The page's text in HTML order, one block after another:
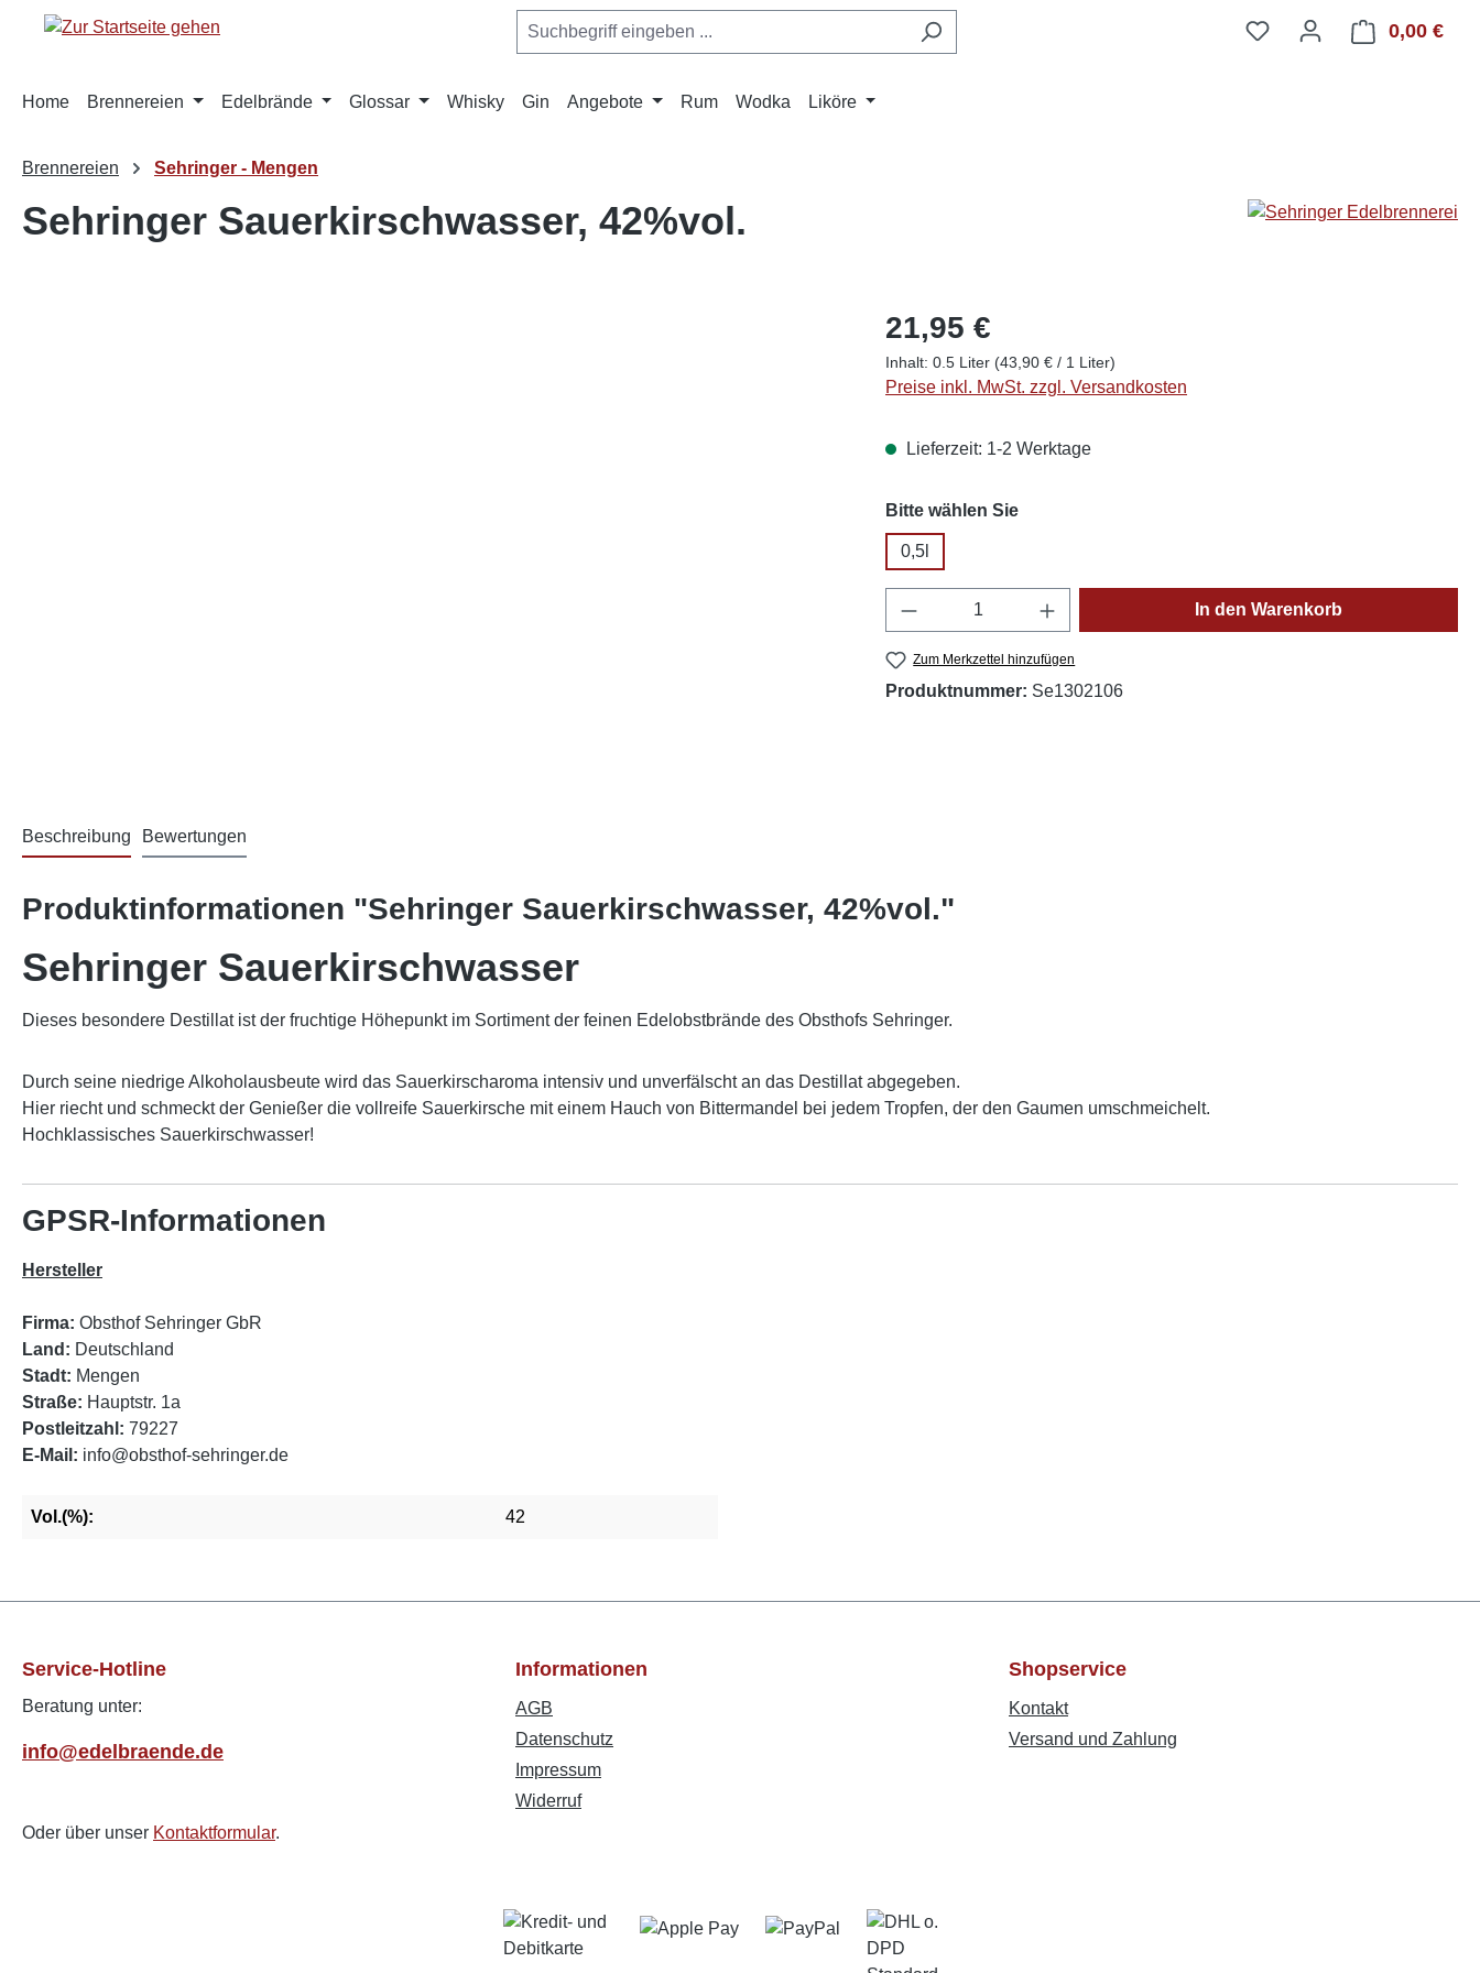
Zur Hauptnavigation springen 0,00 €
Home Brennereien Edelbrände Glossar Whisky Gin Angebote Rum Wodka Liköre
Brennereien Sehringer - Mengen
Sehringer Sauerkirschwasser, 42%vol.
21,95 €
Inhalt: 0.5 Liter (43,90 € / 1 Liter)
Preise inkl. MwSt. zzgl. Versandkosten
Lieferzeit: 1-2 Werktage
Bitte wählen Sieauswählen
0,5l
Produkt Anzahl: Gib den gewünschten Wert ein
In den Warenkorb
Zum Merkzettel hinzufügen
Produktnummer: Se1302106
Beschreibung Bewertungen
Produktinformationen "Sehringer Sauerkirschwasser, 42%vol."
Sehringer Sauerkirschwasser
Dieses besondere Destillat ist der fruchtige Höhepunkt im Sortiment der feinen Edelobstbrände des Obsthofs Sehringer.
Durch seine niedrige Alkoholausbeute wird das Sauerkirscharoma intensiv und unverfälscht an das Destillat abgegeben.
Hier riecht und schmeckt der Genießer die vollreife Sauerkirsche mit einem Hauch von Bittermandel bei jedem Tropfen, der den Gaumen umschmeichelt.
Hochklassisches Sauerkirschwasser!
GPSR-Informationen
Hersteller
Firma: Obsthof Sehringer GbR
Land: Deutschland
Stadt: Mengen
Straße: Hauptstr. 1a
Postleitzahl: 79227
E-Mail: info@obsthof-sehringer.de
Vol.(%): 42
Service-Hotline
Beratung unter:
info@edelbraende.de
Oder über unser Kontaktformular.
Informationen
AGB
Datenschutz
Impressum
Widerruf
Shopservice
Kontakt
Versand und Zahlung